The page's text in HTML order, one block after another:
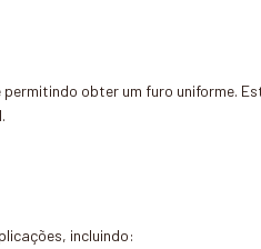
obter um furo uniforme.
incluindo: